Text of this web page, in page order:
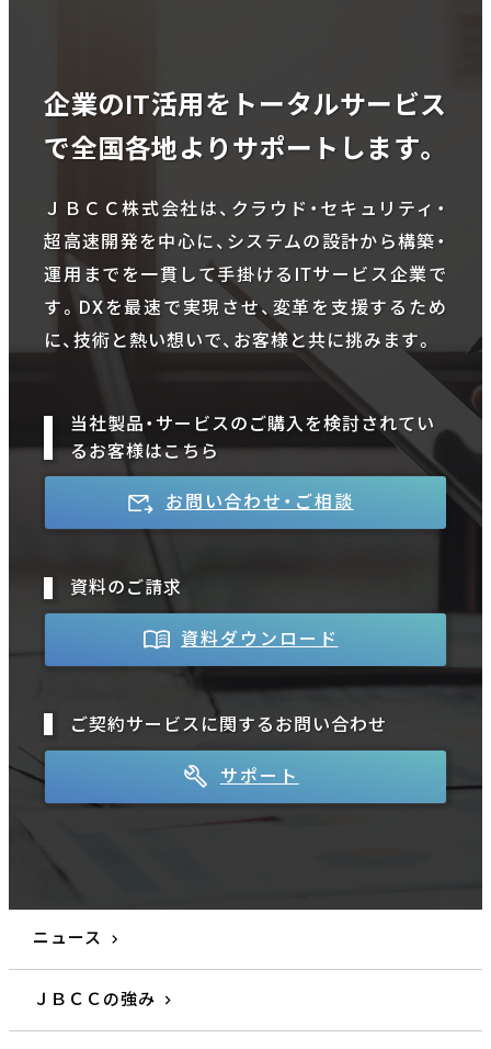
企業のIT活用をトータルサービス
で全国各地よりサポートします。
ＪＢＣＣ株式会社は、クラウド・セキュリティ・
超高速開発を中心に、システムの設計から構築・
運用までを一貫して手掛けるITサービス企業で
す。DXを最速で実現させ、変革を支援するため
に、技術と熱い想いで、お客様と共に挑みます。
当社製品・サービスのご購入を検討されてい
るお客様はこちら
お問い合わせ・ご相談
資料のご請求
資料ダウンロード
ご契約サービスに関するお問い合わせ
サポート
ニュース
ＪＢＣＣの強み